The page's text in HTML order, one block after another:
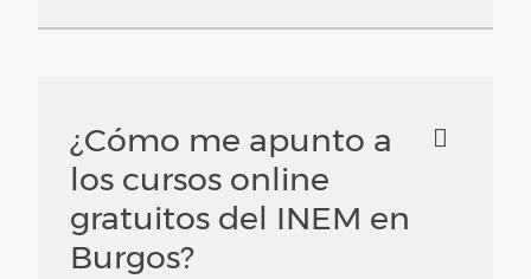
¿Cómo me apunto a
los cursos online
gratuitos del INEM en
Burgos?